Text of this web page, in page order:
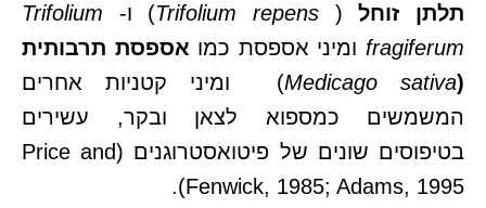
תלתן זוחל (
Trifolium repens) ו- Trifolium
fragiferum ומיני אספסת כמו אספסת תרבותית
(
Medicago sativa) ומיני קטניות אחרים
המשמשים כמספוא לצאן ובקר, עשירים
בטיפוסים שונים של פיטואסטרוגנים (Price and
Fenwick, 1985; Adams, 1995).